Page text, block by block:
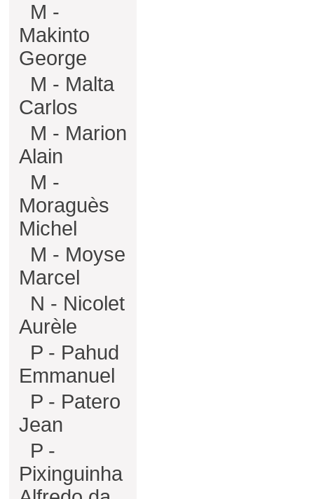
M -
Makinto
George
M - Malta
Carlos
M - Marion
Alain
M -
Moraguès
Michel
M - Moyse
Marcel
N - Nicolet
Aurèle
P - Pahud
Emmanuel
P - Patero
Jean
P -
Pixinguinha